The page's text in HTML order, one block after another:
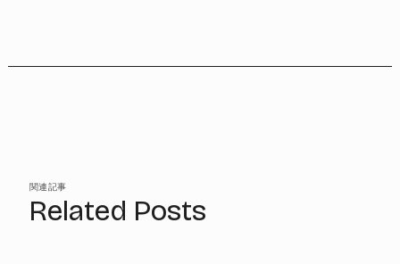
関連記事
Related Posts